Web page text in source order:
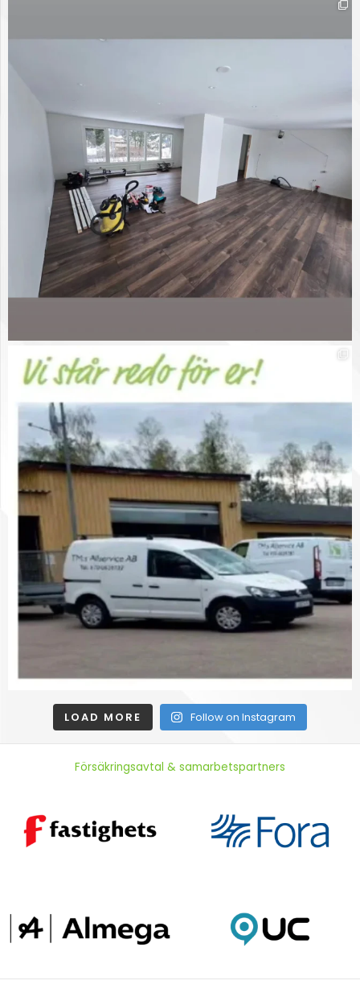
LOAD MORE Follow on Instagram
Försäkringsavtal & samarbetspartners